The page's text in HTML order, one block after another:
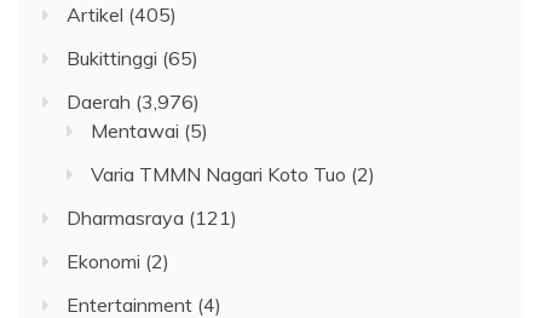
Artikel (405)
Bukittinggi (65)
Daerah (3,976)
Mentawai (5)
Varia TMMN Nagari Koto Tuo (2)
Dharmasraya (121)
Ekonomi (2)
Entertainment (4)